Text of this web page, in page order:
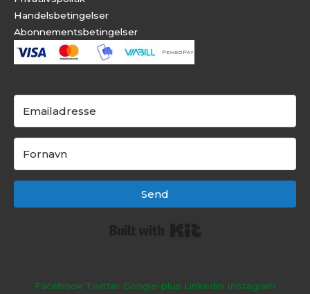
Handelsbetingelser
Abonnementsbetingelser
Send
Facebook Twitter Google-plus Linkedin Instagram